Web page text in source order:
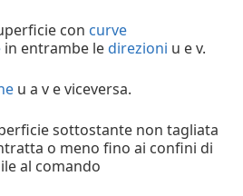
con curve
in entrambe ledirezioni u e v.
u a v e viceversa.
sottostante non tagliata
o meno fino ai confini di
al comando